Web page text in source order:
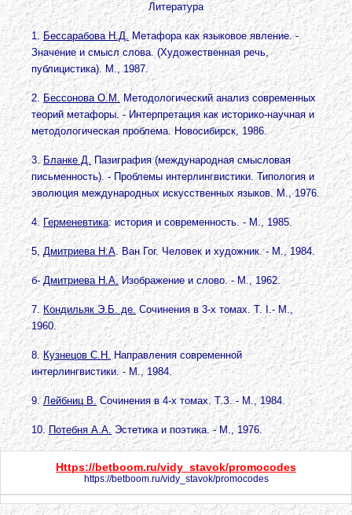
Литература
1.Бессарабова Н.Д.Метафора как языковое явление. -
Значение и смысл слова. (Художественная речь,
публицистика). М., 1987.
2.Бессонова О.М.Методологический анализ современных
теорий метафоры. - Интерпретация как историко-научная и
методологическая проблема. Новосибирск, 1986.
3.Бланке Д. Пазиграфия (международная смысловая
письменность). - Проблемы интерлингвистики. Типология и
эволюция международных искусственных языков. М., 1976.
4.Герменевтика: история и современность. - М., 1985.
5,Дмитриева Н.А. Ван Гог. Человек и художник. - М., 1984.
б-Дмитриева Н.А. Изображение и слово. - М., 1962.
7. Кондильяк Э.Б. де. Сочинения в 3-х томах. Т. I.- M.,
1960.
8.Кузнецов С.Н. Направления современной
интерлингвистики. - М., 1984.
9.Лейбниц В.Сочинения в 4-х томах. Т.З. - М., 1984.
10. Потебня А.А. Эстетика и поэтика. - М., 1976.
Https://betboom.ru/vidy_stavok/promocodes
https://betboom.ru/vidy_stavok/promocodes